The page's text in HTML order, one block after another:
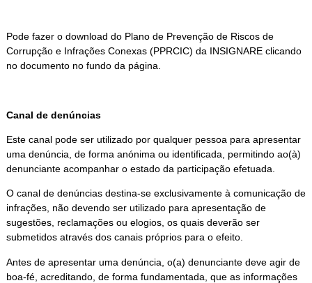
Pode fazer o download do Plano de Prevenção de Riscos de
Corrupção e Infrações Conexas (PPRCIC) da INSIGNARE clicando
no documento no fundo da página.
Canal de denúncias
Este canal pode ser utilizado por qualquer pessoa para apresentar
uma denúncia, de forma anónima ou identificada, permitindo ao(à)
denunciante acompanhar o estado da participação efetuada.
O canal de denúncias destina-se exclusivamente à comunicação de
infrações, não devendo ser utilizado para apresentação de
sugestões, reclamações ou elogios, os quais deverão ser
submetidos através dos canais próprios para o efeito.
Antes de apresentar uma denúncia, o(a) denunciante deve agir de
boa-fé, acreditando, de forma fundamentada, que as informações